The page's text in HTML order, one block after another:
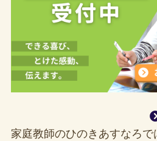
家庭教師のひのきあすなろ